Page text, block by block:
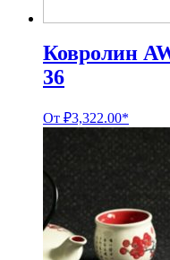
Ковролин
36
От ₽3,322.00*